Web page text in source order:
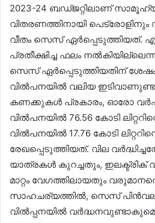
2023-24 ബഡ്ജറ്റിലാണ്
വിതരണത്തിനായി
വീതം സെസ് ഏർപ്പെടുത്തിയത്.
പ്രതീക്ഷിച്ച ഫലം
സെസ് ഏർപ്പെടുത്തിയതിന്
വിൽപനയിൽ വലിയ
​കണക്കുകൾ പ്രകാരം, ഓരോ
വിൽപനയിൽ 76.56 കോടി
വിൽപനയിൽ 17.76 കോടി
രേഖപ്പെടുത്തിയത്. വില
യാത്രകൾ കുറച്ചതും, ഇലക്ട്രിക്
മാറ്റം വേഗത്തിലായതും
സാഹചര്യത്തിൽ, സെസ്
വിൽപ്പനയിൽ